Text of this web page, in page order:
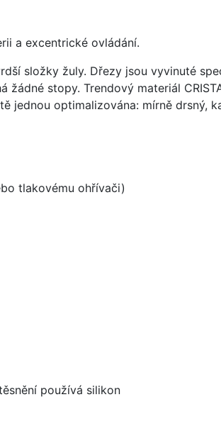
a excentrické ovládání.
složky žuly. Dřezy jsou vyvinuté
stopy. Trendový materiál
jednou optimalizována: mírně drsný,
tlakovému ohřívači)
používá silikon